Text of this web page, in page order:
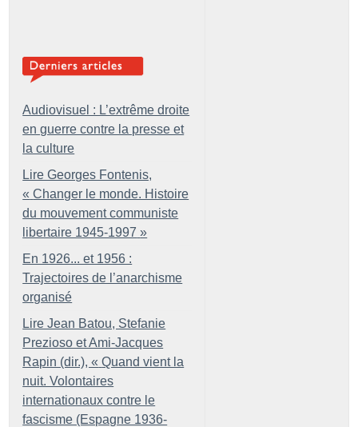
Audiovisuel : L’extrême droite
en guerre contre la presse et
la culture
Lire Georges Fontenis,
« Changer le monde. Histoire
du mouvement communiste
libertaire 1945-1997 »
En 1926... et 1956 :
Trajectoires de l’anarchisme
organisé
Lire Jean Batou, Stefanie
Prezioso et Ami-Jacques
Rapin (dir.), « Quand vient la
nuit. Volontaires
internationaux contre le
fascisme (Espagne 1936-